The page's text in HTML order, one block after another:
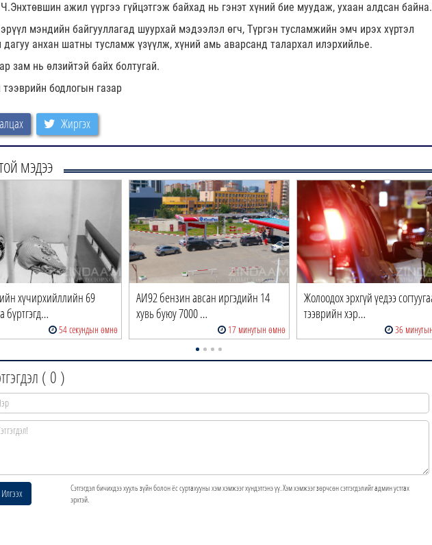
ажил үүргээ гүйцэтгэж байхад нь гэнэт хүний бие муудаж, ухаан алдсан байна.
мэндийн байгууллагад шуурхай мэдээлэл өгч, Түргэн тусламжийн эмч ирэх хүртэл
анхан шатны тусламж үзүүлж, хүний амь аварсанд талархал илэрхийлье.
зам нь өлзийтэй байх болтугай.
тээврийн бодлогын газар
Жиргэх
МЭДЭЭ
хүчирхийллийн 69
бүртгэгд…
54 секундын өмнө
АИ92 бензин авсан иргэдийн 14
хувь буюу 7000 …
17 минутын өмнө
Жолоодох эрхгүй үедээ
тээврийн хэр…
36
( 0 )
Илгээх
Сэтгэгдэл бичихдээ хууль зүйн болон ёс суртахууны хэм хэмжээг хүндэтгэнэ үү. Хэм хэмжээг зөрчсөн сэтгэгдэлийг админ устгах
эрхтэй.